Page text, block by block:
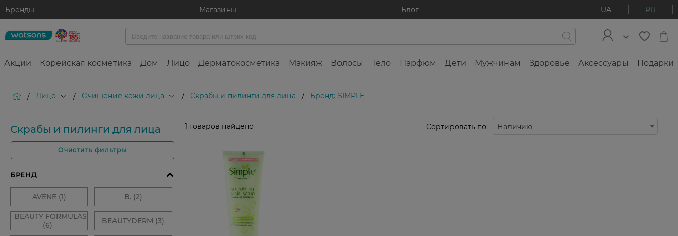
Бренды Магазины Блог UA RU
Акции Корейская косметика Дом Лицо Дерматокосметика Макияж Волосы Тело Парфюм Дети Мужчинам Здоровье Аксессуары Подарки
/ Лицо / Очищение кожи лица / Скрабы и пилинги для лица / Бренд: SIMPLE
Скрабы и пилинги для лица
Очистить фильтры
1 товаров найдено Сортировать по: Наличию